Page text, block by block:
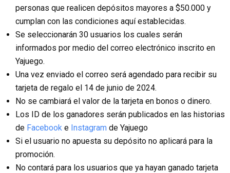
personas que realicen depósitos mayores a $50.000 y
cumplan con las condiciones aquí establecidas.
Se seleccionarán 30 usuarios los cuales serán
informados por medio del correo electrónico inscrito en
Yajuego.
Una vez enviado el correo será agendado para recibir su
tarjeta de regalo el 14 de junio de 2024.
No se cambiará el valor de la tarjeta en bonos o dinero.
Los ID de los ganadores serán publicados en las historias
de Facebook e Instagram de Yajuego
Si el usuario no apuesta su depósito no aplicará para la
promoción.
No contará para los usuarios que ya hayan ganado tarjeta